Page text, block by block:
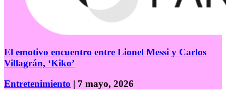
El emotivo encuentro entre Lionel Messi y Carlos
Villagrán, ‘Kiko’
Entretenimiento | 7 mayo, 2026